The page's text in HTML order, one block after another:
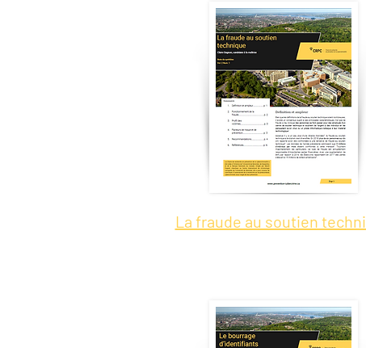
La fraude au soutien